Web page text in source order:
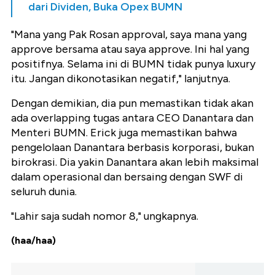
dari Dividen, Buka Opex BUMN
"Mana yang Pak Rosan approval, saya mana yang
approve bersama atau saya approve. Ini hal yang
positifnya. Selama ini di BUMN tidak punya luxury
itu. Jangan dikonotasikan negatif," lanjutnya.
Dengan demikian, dia pun memastikan tidak akan
ada overlapping tugas antara CEO Danantara dan
Menteri BUMN. Erick juga memastikan bahwa
pengelolaan Danantara berbasis korporasi, bukan
birokrasi. Dia yakin Danantara akan lebih maksimal
dalam operasional dan bersaing dengan SWF di
seluruh dunia.
"Lahir saja sudah nomor 8," ungkapnya.
(haa/haa)